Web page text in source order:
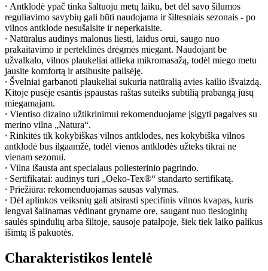
• Antklodė ypač tinka šaltuoju metų laiku, bet dėl savo šilumos
reguliavimo savybių gali būti naudojama ir šiltesniais sezonais - po
vilnos antklode nesušalsite ir neperkaisite.
• Natūralus audinys malonus liesti, laidus orui, saugo nuo
prakaitavimo ir perteklinės drėgmės miegant. Naudojant be
užvalkalo, vilnos plaukeliai atlieka mikromasažą, todėl miego metu
jausite komfortą ir atsibusite pailsėję.
• Švelniai garbanoti plaukeliai sukuria natūralią avies kailio išvaizdą.
Kitoje pusėje esantis įspaustas raštas suteiks subtilią prabangą jūsų
miegamajam.
• Vientiso dizaino užtikrinimui rekomenduojame įsigyti pagalves su
merino vilna „Natura“.
• Rinkitės tik kokybiškas vilnos antklodes, nes kokybiška vilnos
antklodė bus ilgaamžė, todėl vienos antklodės užteks tikrai ne
vienam sezonui.
• Vilna išausta ant specialaus poliesterinio pagrindo.
• Sertifikatai: audinys turi „Oeko-Tex®“ standarto sertifikatą.
• Priežiūra: rekomenduojamas sausas valymas.
• Dėl aplinkos veiksnių gali atsirasti specifinis vilnos kvapas, kuris
lengvai šalinamas vėdinant gryname ore, saugant nuo tiesioginių
saulės spindulių arba šiltoje, sausoje patalpoje, šiek tiek laiko palikus
išimtą iš pakuotės.
Charakteristikos lentelė